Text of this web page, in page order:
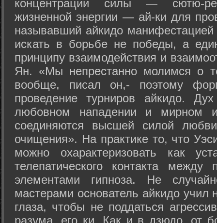
концентрации силы — сютю-
жизненной энергии — ай-ки для
называвший айкидо
искать в борьбе не победы, а
принципу взаимодействия и
Ян. «Мы непрестанно молимся о
вообще, писал он,- поэтому
проведение турниров айкидо.
любовном нападении и мирном
соединяются высшей силой
очищения». На практике то, что
можно охарактеризовать как
телепатического контакта между
элементами гипноза. Не
мастерами основатель айкидо учил
глаза, чтобы не поддаться
разума, его ки. Как и в дзюдо, от